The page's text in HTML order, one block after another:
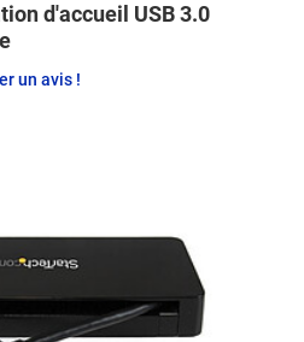
d'accueil USB 3.0
un avis !